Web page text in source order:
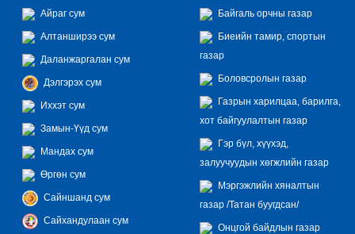
Айраг сум
Алтанширээ сум
Даланжаргалан сум
Дэлгэрэх сум
Иххэт сум
Замын-Үүд сум
Мандах сум
Өргөн сум
Сайншанд сум
Сайхандулаан сум
Байгаль орчны газар
Биеийн тамир, спортын
газар
Боловсролын газар
Газрын харилцаа, барилга,
хот байгуулалтын газар
Гэр бүл, хүүхэд,
залуучуудын хөгжлийн газар
Мэргэжлийн хяналтын
газар /Татан буугдсан/
Онцгой байдлын газар